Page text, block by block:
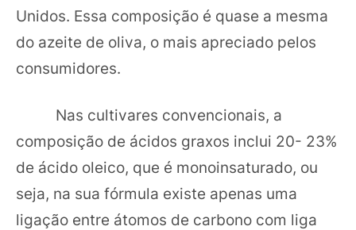
Unidos. Essa composição é quase a mesma
do azeite de oliva, o mais apreciado pelos
consumidores.
Nas cultivares convencionais, a
composição de ácidos graxos inclui 20- 23%
de ácido oleico, que é monoinsaturado, ou
seja, na sua fórmula existe apenas uma
ligação entre átomos de carbono com liga